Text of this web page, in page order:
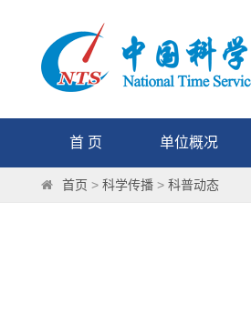
首 页 单位概况
首页 > 科学传播 > 科普动态